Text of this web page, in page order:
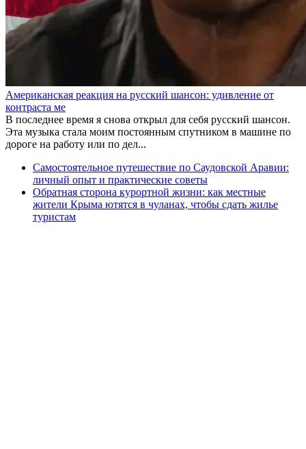
Американская реакция на русский шансон: удивление от
контраста ме
В последнее время я снова открыл для себя русский шансон.
Эта музыка стала моим постоянным спутником в машине по
дороге на работу или по дел...
Самостоятельное путешествие по Саудовской Аравии:
личный опыт и практические советы
Обратная сторона курортной жизни: как местные
жители Крыма ютятся в чуланах, чтобы сдать жилье
туристам